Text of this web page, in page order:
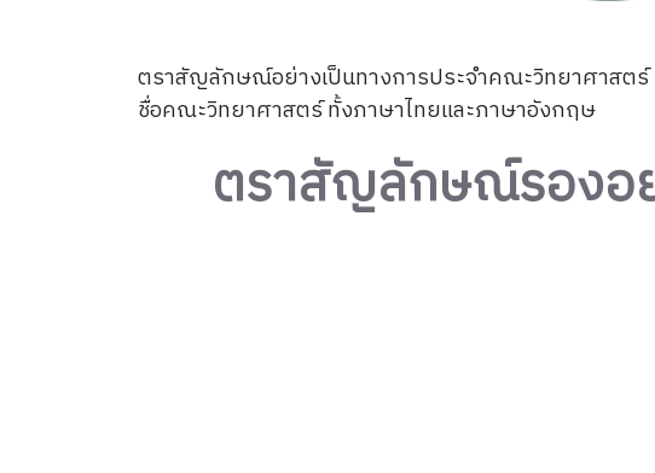
ตราสัญลักษณ์อย่างเป็นทางการประจําคณะวิทยาศาสตร์
ชื่อคณะวิทยาศาสตร์ ทั้งภาษาไทยและภาษาอังกฤษ
ตราสัญลักษณ์รองอ